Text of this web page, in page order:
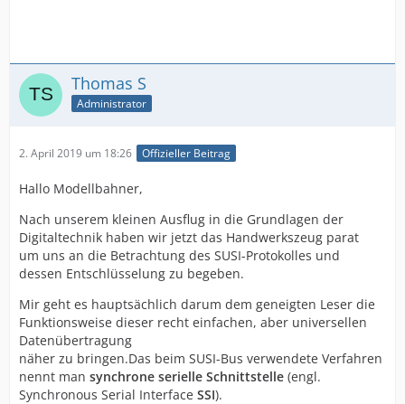
Thomas S
Administrator
2. April 2019 um 18:26 Offizieller Beitrag
Hallo Modellbahner,
Nach unserem kleinen Ausflug in die Grundlagen der
Digitaltechnik haben wir jetzt das Handwerkszeug parat
um uns an die Betrachtung des SUSI-Protokolles und
dessen Entschlüsselung zu begeben.
Mir geht es hauptsächlich darum dem geneigten Leser die
Funktionsweise dieser recht einfachen, aber universellen
Datenübertragung
näher zu bringen.Das beim SUSI-Bus verwendete Verfahren
nennt man synchrone serielle Schnittstelle (engl.
Synchronous Serial Interface SSI).